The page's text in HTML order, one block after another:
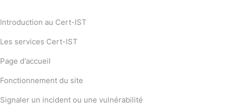
Introduction au Cert-IST
Les services Cert-IST
Page d'accueil
Fonctionnement du site
Signaler un incident ou une vulnérabilité